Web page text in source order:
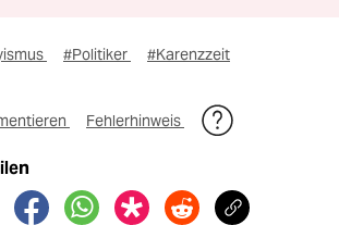
#Politiker #Karenzzeit
Fehlerhinweis